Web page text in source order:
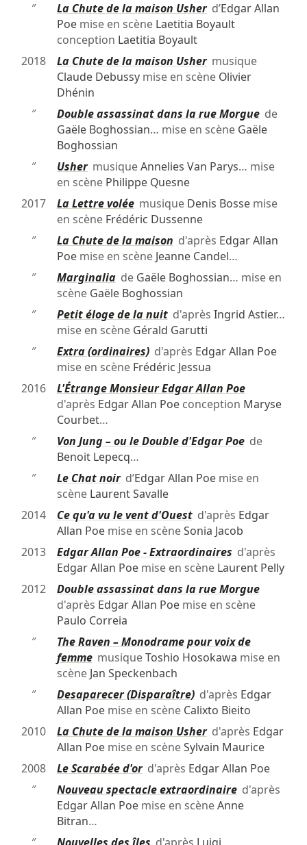
″
La Chute de la maison Usherd’Edgar Allan
Poemise en scène Laetitia Boyault
conception Laetitia Boyault
2018
La Chute de la maison Ushermusique
Claude Debussymise en scène Olivier
Dhénin
″
Double assassinat dans la rue Morguede
Gaële Boghossian… mise en scène Gaële
Boghossian
″
UshermusiqueAnnelies Van Parys… mise
en scène Philippe Quesne
2017
La Lettre voléemusique Denis Bossemise
en scène Frédéric Dussenne
″
La Chute de la maison d'après Edgar Allan
Poemise en scène Jeanne Candel…
″
Marginaliade Gaële Boghossian… mise en
scène Gaële Boghossian
″
Petit éloge de la nuitd'après Ingrid Astier…
mise en scène Gérald Garutti
″
Extra (ordinaires)d'après Edgar Allan Poe
mise en scène Frédéric Jessua
2016
L'Étrange Monsieur Edgar Allan Poe
d'après Edgar Allan Poeconception Maryse
Courbet…
″
Von Jung – ou le Double d'Edgar Poede
Benoit Lepecq…
″
Le Chat noird’Edgar Allan Poemise en
scène Laurent Savalle
2014
Ce qu'a vu le vent d'Ouestd'après Edgar
Allan Poemise en scèneSonia Jacob
2013
Edgar Allan Poe - Extraordinaires d'après
Edgar Allan Poemise en scène Laurent Pelly
2012
Double assassinat dans la rue Morgue
d'après Edgar Allan Poemise en scène
Paulo Correia
″
The Raven – Monodrame pour voix de
femmemusiqueToshio Hosokawa mise en
scène Jan Speckenbach
″
Desaparecer (Disparaître)d'après Edgar
Allan Poemise en scène Calixto Bieito
2010
La Chute de la maison Usherd'après Edgar
Allan Poemise en scèneSylvain Maurice
2008
Le Scarabée d'ord'après Edgar Allan Poe
″
Nouveau spectacle extraordinaired'après
Edgar Allan Poemise en scèneAnne
Bitran…